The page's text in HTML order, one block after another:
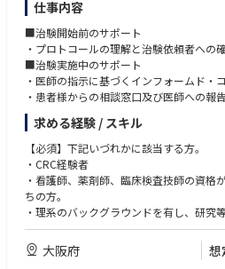
めに臨床チームを統括・指揮する責任を
要件を考慮して担当する臨床研究の戦略
ムや薬事部門などの社内チームメンバー
機関、医療従事者、医師などの社外関係
＜業務内容＞
1. 試験担当責任者（CSM）の役割を担う
2. 臨床試験の実施計画と実施計画書等の
方針等の実施に関する交渉を試験の立ち
た（結果の公表、承認申請準備含め）実施
4. 実施中及び新規の臨床試験に関する管
・外部サプライヤーの選定
・マイルストンの明確化と進捗の管理
・施設及び/又は外部サプライヤーとの契
・EDCや紙の症例報告書を用いたデータ
＋統計解析
＋データマネジメント
■スキル
＊異なる意見を受容できる高いコミュニ
＊高い問題解決力や情報分析能力
＊ロジカルシンキング
＊コンプライアンス及びクォリティを念
＊英語：ビジネスレベル（TOEIC 800程度
＊日本語：ネイティブレベル
■学歴
＊学士号
＋博士又は修士（理系）
■コンピテンシー
仕事内容
■治験開始前のサポート
・プロトコールの理解と治験依頼者への
■治験実施中のサポート
・医師の指示に基づくインフォームド・
・患者様からの相談窓口及び医師への報
・プロトコールに基づく治験の実施(スク
治験薬管理、臨床検査、有害事象関連の
求める経験 / スキル
【必須】下記いづれかに該当する方。
・CRC経験者
・看護師、薬剤師、臨床検査技師の資格
ちの方。
・理系のバックグラウンドを有し、研究
たご経験をお持ちの方。
薬剤師(必須),看護師(必須),臨床検査技師(
大阪府 想